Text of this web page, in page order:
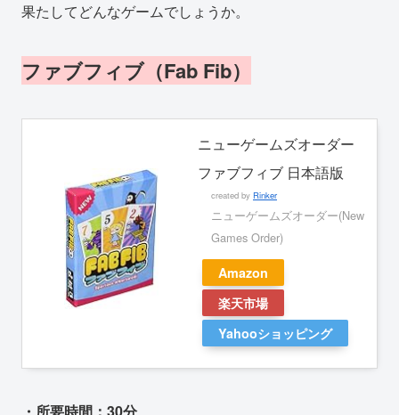
果たしてどんなゲームでしょうか。
ファブフィブ（Fab Fib）
ニューゲームズオーダー
ファブフィブ 日本語版
created by Rinker
ニューゲームズオーダー(New
Games Order)
Amazon
楽天市場
Yahooショッピング
・所要時間：30分